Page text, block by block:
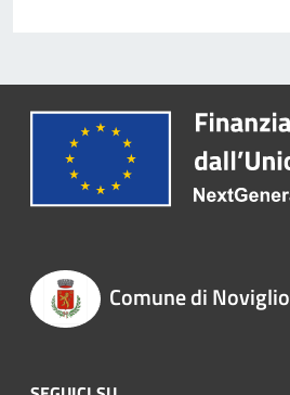
Comune di Noviglio